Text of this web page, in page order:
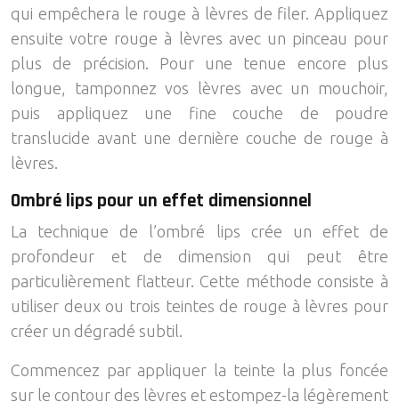
qui empêchera le rouge à lèvres de filer. Appliquez
ensuite votre rouge à lèvres avec un pinceau pour
plus de précision. Pour une tenue encore plus
longue, tamponnez vos lèvres avec un mouchoir,
puis appliquez une fine couche de poudre
translucide avant une dernière couche de rouge à
lèvres.
Ombré lips pour un effet dimensionnel
La technique de l’ombré lips crée un effet de
profondeur et de dimension qui peut être
particulièrement flatteur. Cette méthode consiste à
utiliser deux ou trois teintes de rouge à lèvres pour
créer un dégradé subtil.
Commencez par appliquer la teinte la plus foncée
sur le contour des lèvres et estompez-la légèrement